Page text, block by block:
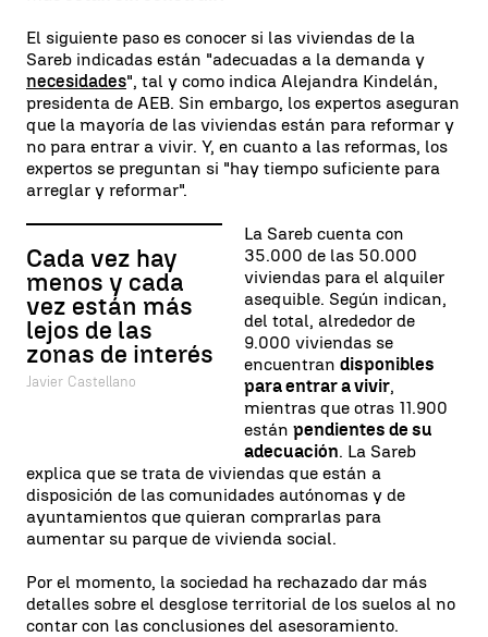
El siguiente paso es conocer si las viviendas de la
Sareb indicadas están "adecuadas a la demanda y
necesidades", tal y como indica Alejandra Kindelán,
presidenta de AEB. Sin embargo, los expertos aseguran
que la mayoría de las viviendas están para reformar y
no para entrar a vivir. Y, en cuanto a las reformas, los
expertos se preguntan si "hay tiempo suficiente para
arreglar y reformar".
Cada vez hay
menos y cada
vez están más
lejos de las
zonas de interés
Javier Castellano
La Sareb cuenta con
35.000 de las 50.000
viviendas para el alquiler
asequible. Según indican,
del total, alrededor de
9.000 viviendas se
encuentran disponibles
para entrar a vivir,
mientras que otras 11.900
están pendientes de su
adecuación. La Sareb
explica que se trata de viviendas que están a
disposición de las comunidades autónomas y de
ayuntamientos que quieran comprarlas para
aumentar su parque de vivienda social.
Por el momento, la sociedad ha rechazado dar más
detalles sobre el desglose territorial de los suelos al no
contar con las conclusiones del asesoramiento.